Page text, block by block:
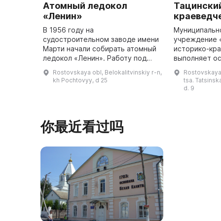
Атомный ледокол
«Ленин»
В 1956 году на
судостроительном заводе имени
Марти начали собирать атомный
ледокол «Ленин». Работу под
Александрова выполнили ученые,
монтажники и сварщики. На
Rostovskaya obl, Belokalitvinskiy r-n,
kh Pochtovyy, d 25
учреждение
историко-
выполняет
предметов и
tsa.
d. 9
你最近看过吗